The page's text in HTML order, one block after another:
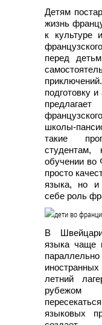
Детям
жизнь
к культуре
перед
подготовку
школы-
такие
студентам,
обучении во
просто
языка, но и
себе роль
В
языка чаще
летний
рубежом
языковых